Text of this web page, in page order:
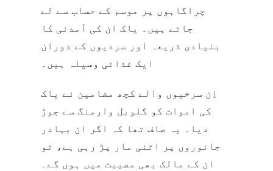
چراگاہوں پر موسم کے حساب سے لے
جاتے ہیں۔ یاک ان کی آمدنی کا
بنیادی ذریعہ اور سردیوں کے دوران
ایک غذائی وسیلہ ہیں۔
اِن سرخیوں والے کچھ مضامین نے یاک
کی اموات کو گلوبل وارمنگ سے جوڑ
دیا۔ یہ صاف تھا کہ اگر ان بہادر
جانوروں پر اتنی مار پڑ رہی ہے، تو
ان کے مالک بھی مصیبت میں ہوں گے۔